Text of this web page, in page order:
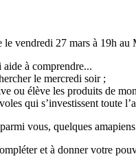
vendredi 27 mars à 19h
à comprendre...
le mercredi soir ;
ou élève les produits de
qui s’investissent toute
vous, quelques
et à donner votre